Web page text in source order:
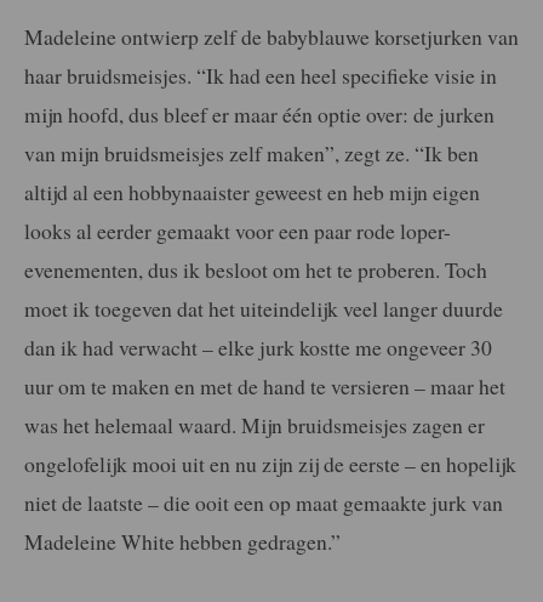
Madeleine ontwierp zelf de babyblauwe korsetjurken van
haar bruidsmeisjes. “Ik had een heel specifieke visie in
mijn hoofd, dus bleef er maar één optie over: de jurken
van mijn bruidsmeisjes zelf maken”, zegt ze. “Ik ben
altijd al een hobbynaaister geweest en heb mijn eigen
looks al eerder gemaakt voor een paar rode loper-
evenementen, dus ik besloot om het te proberen. Toch
moet ik toegeven dat het uiteindelijk veel langer duurde
dan ik had verwacht – elke jurk kostte me ongeveer 30
uur om te maken en met de hand te versieren – maar het
was het helemaal waard. Mijn bruidsmeisjes zagen er
ongelofelijk mooi uit en nu zijn zij de eerste – en hopelijk
niet de laatste – die ooit een op maat gemaakte jurk van
Madeleine White hebben gedragen.”